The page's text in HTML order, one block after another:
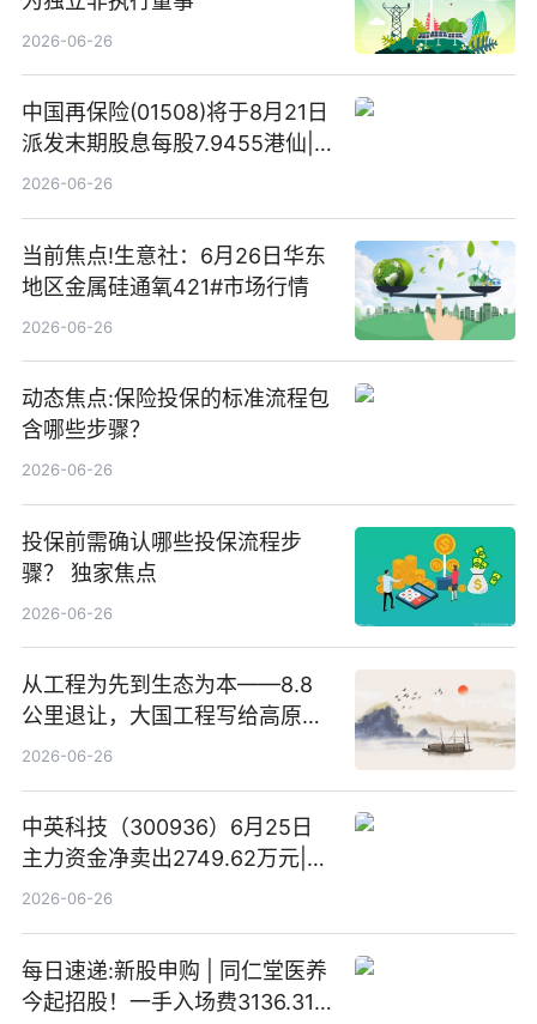
2026-06-26
中国再保险(01508)将于8月21日
派发末期股息每股7.9455港仙|
看点
2026-06-26
当前焦点!生意社：6月26日华东
地区金属硅通氧421#市场行情
2026-06-26
动态焦点:保险投保的标准流程包
含哪些步骤？
2026-06-26
投保前需确认哪些投保流程步
骤？ 独家焦点
2026-06-26
从工程为先到生态为本——8.8
公里退让，大国工程写给高原生
灵的温柔情书
2026-06-26
中英科技（300936）6月25日
主力资金净卖出2749.62万元|每
日速看
2026-06-26
每日速递:新股申购 | 同仁堂医养
今起招股！一手入场费3136.31